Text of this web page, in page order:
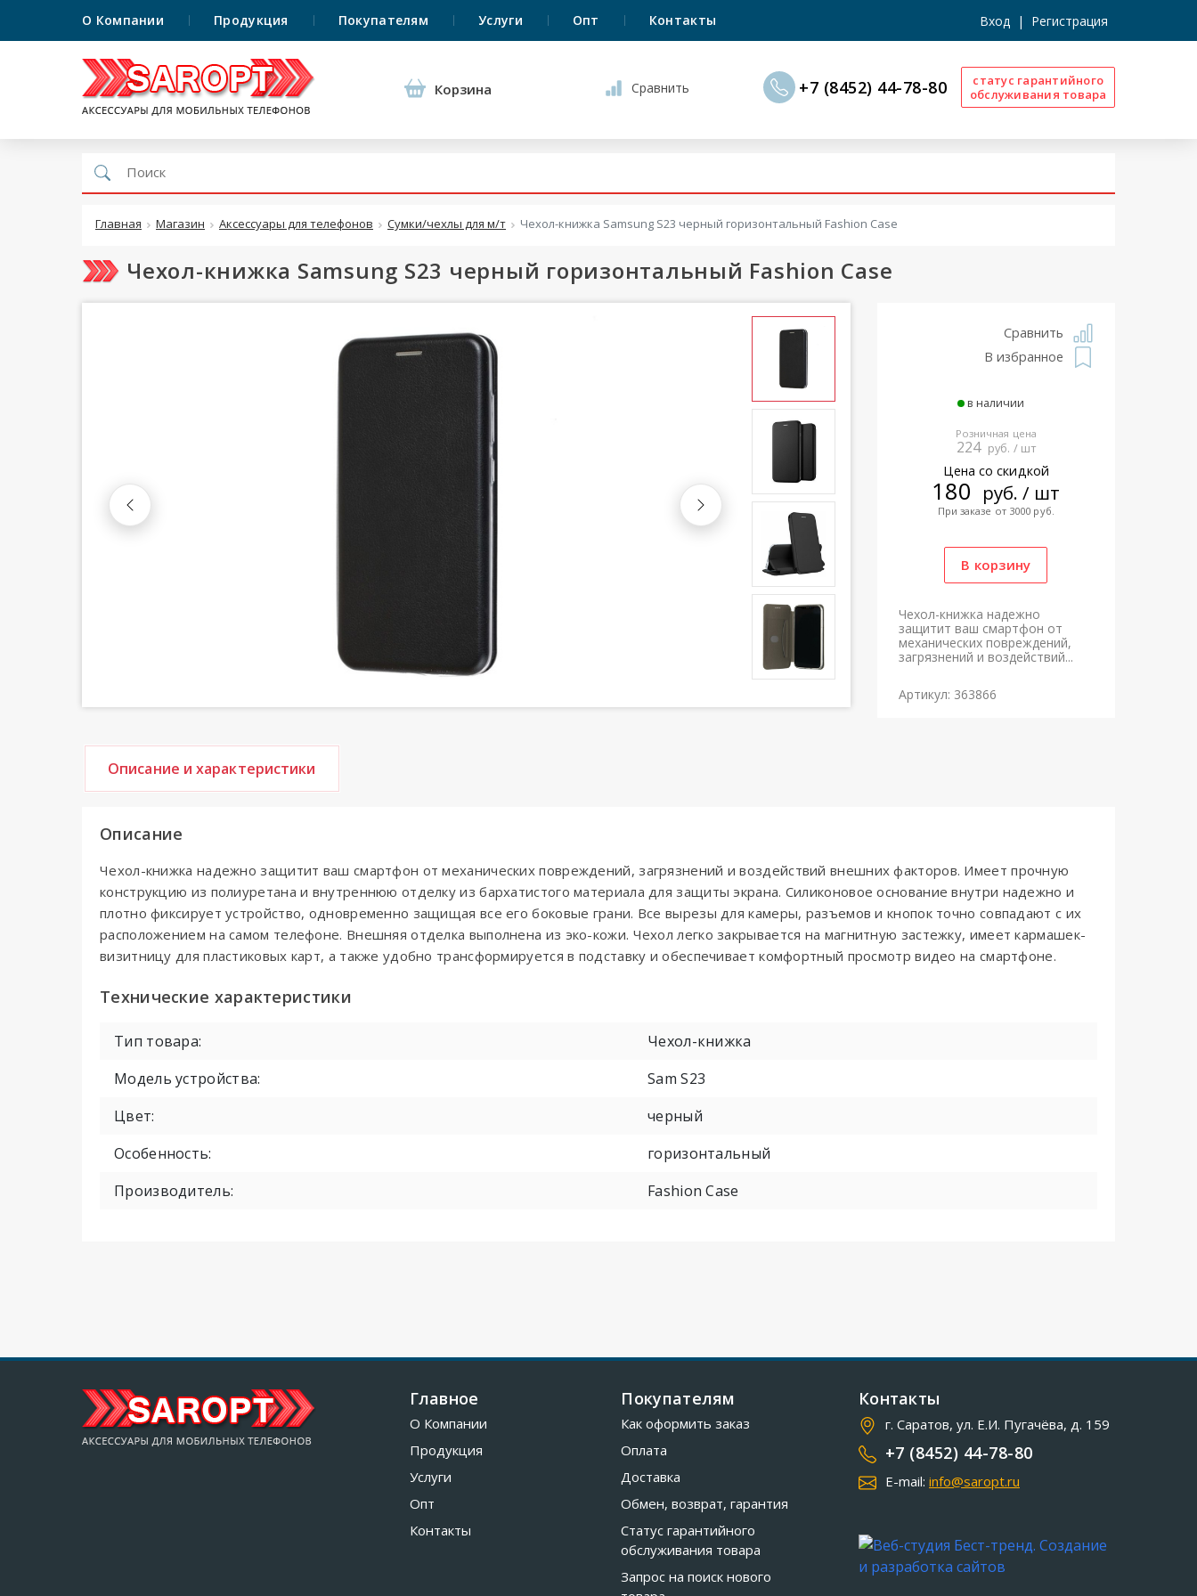
О Компании Продукция Покупателям Услуги Опт Контакты Вход | Регистрация
Корзина Сравнить +7 (8452) 44-78-80
статус гарантийного
обслуживания товара
Главная Магазин Аксессуары для телефонов Сумки/чехлы для м/т Чехол-книжка Samsung S23 черный горизонтальный Fashion Case
Чехол-книжка Samsung S23 черный горизонтальный Fashion Case
Сравнить
В избранное
в наличии
Розничная цена
224 руб. / шт
Цена со скидкой
180 руб. / шт
При заказе от 3000 руб.
Чехол-книжка надежно
защитит ваш смартфон от
механических повреждений,
загрязнений и воздействий...
Артикул: 363866
Описание и характеристики
Описание
Чехол-книжка надежно защитит ваш смартфон от механических повреждений, загрязнений и воздействий внешних факторов. Имеет прочную
конструкцию из полиуретана и внутреннюю отделку из бархатистого материала для защиты экрана. Силиконовое основание внутри надежно и
плотно фиксирует устройство, одновременно защищая все его боковые грани. Все вырезы для камеры, разъемов и кнопок точно совпадают с их
расположением на самом телефоне. Внешняя отделка выполнена из эко-кожи. Чехол легко закрывается на магнитную застежку, имеет кармашек-
визитницу для пластиковых карт, а также удобно трансформируется в подставку и обеспечивает комфортный просмотр видео на смартфоне.
Технические характеристики
Тип товара:
Чехол-книжка
Модель устройства:
Sam S23
Цвет:
черный
Особенность:
горизонтальный
Производитель:
Fashion Case
Главное
О Компании
Продукция
Услуги
Опт
Контакты
Покупателям
Как оформить заказ
Оплата
Доставка
Обмен, возврат, гарантия
Статус гарантийного
обслуживания товара
Запрос на поиск нового
Контакты
г. Саратов, ул. Е.И. Пугачёва, д. 159
+7 (8452) 44-78-80
E-mail: info@saropt.ru